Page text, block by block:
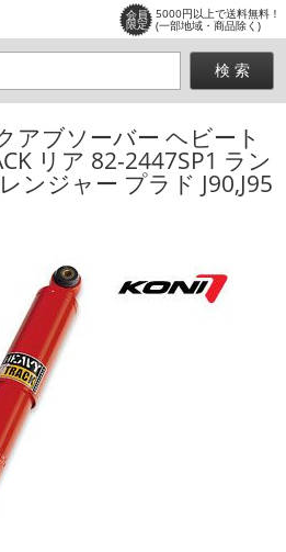
会員
限定
5000円以上で送料無料！
(一部地域・商品除く)
アブソーバー ヘビート
リア 82-2447SP1 ラン
ンジャー プラド J90,J95